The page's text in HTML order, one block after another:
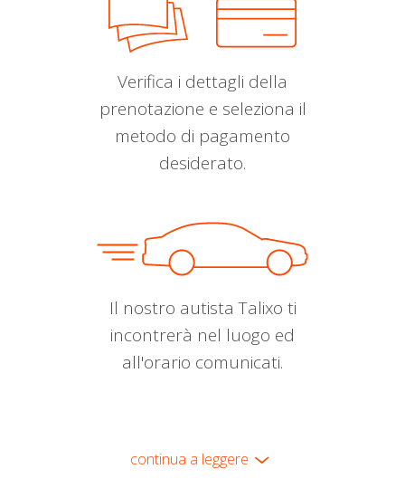
Verifica i dettagli della
prenotazione e seleziona il
metodo di pagamento
desiderato.
Il nostro autista Talixo ti
incontrerà nel luogo ed
all'orario comunicati.
continua a leggere